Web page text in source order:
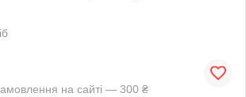
на сайті — 300 ₴